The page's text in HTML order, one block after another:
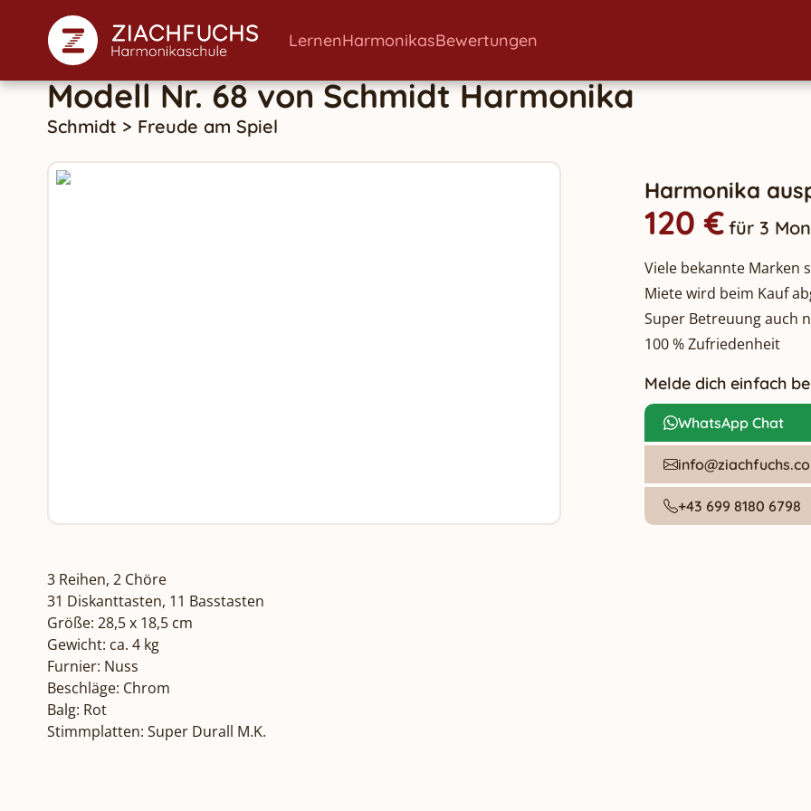
LernenHarmonikasBewertungen
Modell Nr. 68vonSchmidtHarmonika
Schmidt > Freude am Spiel
Harmonika
120 € für 3
Viele bekannte Marken
Miete wird beim Kauf
Super Betreuung auch
100 % Zufriedenheit
Melde dich einfach
WhatsApp Chat
+43 699 8180 6798
3 Reihen, 2 Chöre
31 Diskanttasten, 11 Basstasten
Größe: 28,5 x 18,5 cm
Gewicht: ca. 4 kg
Furnier: Nuss
Beschläge: Chrom
Balg: Rot
Stimmplatten: Super Durall M.K.